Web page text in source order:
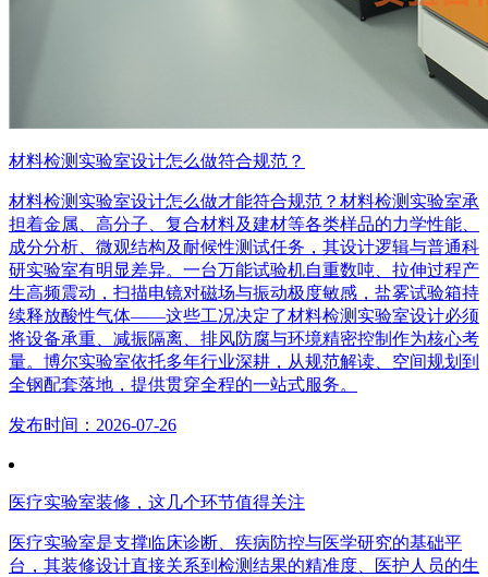
材料检测实验室设计怎么做符合规范？
材料检测实验室设计怎么做才能符合规范？材料检测实验室承
担着金属、高分子、复合材料及建材等各类样品的力学性能、
成分分析、微观结构及耐候性测试任务，其设计逻辑与普通科
研实验室有明显差异。一台万能试验机自重数吨、拉伸过程产
生高频震动，扫描电镜对磁场与振动极度敏感，盐雾试验箱持
续释放酸性气体——这些工况决定了材料检测实验室设计必须
将设备承重、减振隔离、排风防腐与环境精密控制作为核心考
量。博尔实验室依托多年行业深耕，从规范解读、空间规划到
全钢配套落地，提供贯穿全程的一站式服务。
发布时间：2026-07-26
医疗实验室装修，这几个环节值得关注
医疗实验室是支撑临床诊断、疾病防控与医学研究的基础平
台，其装修设计直接关系到检测结果的精准度、医护人员的生